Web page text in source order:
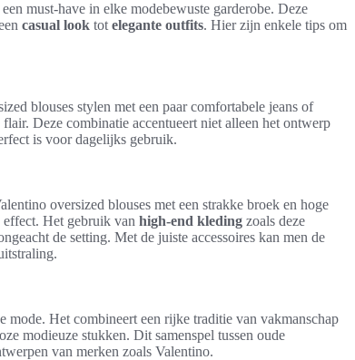
must-have in elke modebewuste garderobe. Deze
casual look tot elegante outfits. Hier zijn enkele tips om
blouses stylen met een paar comfortabele jeans of
Deze combinatie accentueert niet alleen het ontwerp
is voor dagelijks gebruik.
oversized blouses met een strakke broek en hoge
Het gebruik van high-end kleding zoals deze
de setting. Met de juiste accessoires kan men de
mode. Het combineert een rijke traditie van vakmanschap
modieuze stukken. Dit samenspel tussen oude
van merken zoals Valentino.